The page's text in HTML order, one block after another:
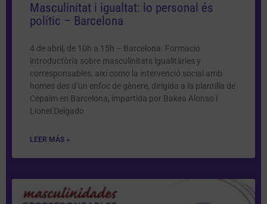
Masculinitat i igualtat: lo personal és
polític – Barcelona
4 de abril, de 10h a 15h – Barcelona. Formació
introductòria sobre masculinitats igualitàries y
corresponsables, així como la intervenció social amb
homes des d’un enfoc de gènere, dirigida a la plantilla de
Cepaim en Barcelona, impartida por Bakea Alonso i
Lionel Delgado
LEER MÁS »